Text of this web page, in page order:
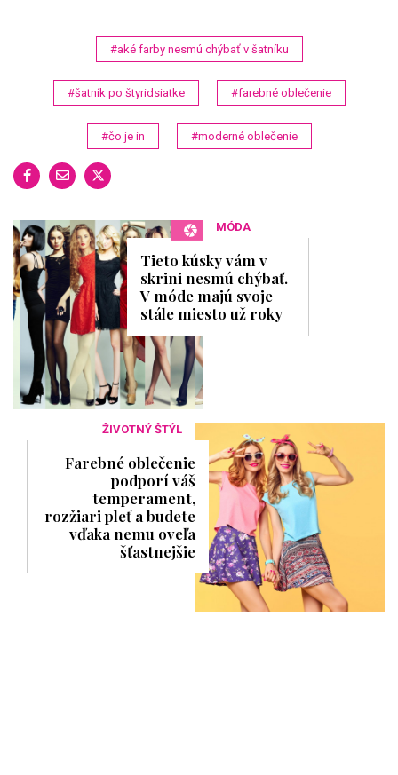
#aké farby nesmú chýbať v šatníku
#šatník po štyridsiatke #farebné oblečenie
#čo je in #moderné oblečenie
MÓDA
Tieto kúsky vám v
skrini nesmú chýbať.
V móde majú svoje
stále miesto už roky
ŽIVOTNÝ ŠTÝL
Farebné oblečenie
podporí váš
temperament,
rozžiari pleť a budete
vďaka nemu oveľa
šťastnejšie